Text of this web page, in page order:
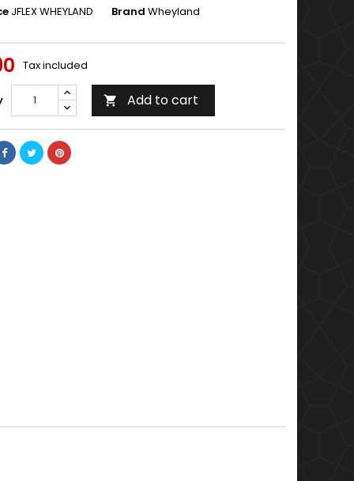
JFLEX WHEYLAND Brand Wheyland
Tax included
 Add to cart